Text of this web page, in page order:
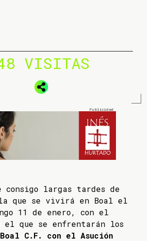
VISITAS
consigo largas tardes de
la que se vivirá en Boal el
11 de enero, con el
el que se enfrentarán los
Boal C.F. con el Asución